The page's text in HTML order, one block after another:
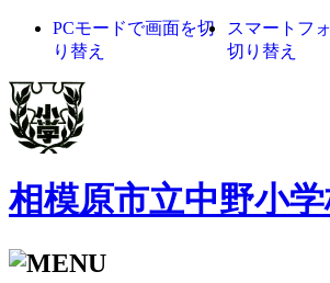
PCモードで画面を切
り替え
スマートフ
切り替え
相模原市立中野小